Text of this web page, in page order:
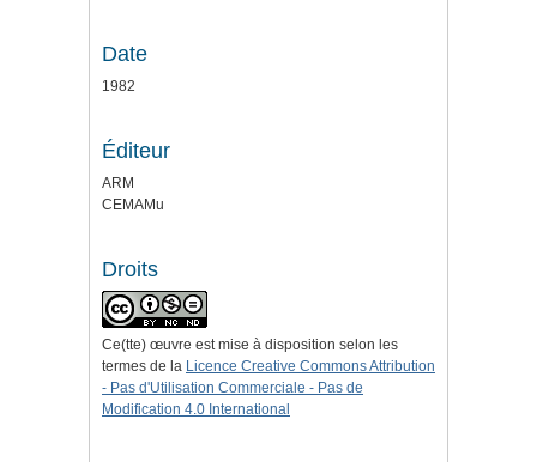
Date
1982
Éditeur
ARM
CEMAMu
Droits
Ce(tte) œuvre est mise à disposition selon les
termes de la Licence Creative Commons Attribution
- Pas d'Utilisation Commerciale - Pas de
Modification 4.0 International